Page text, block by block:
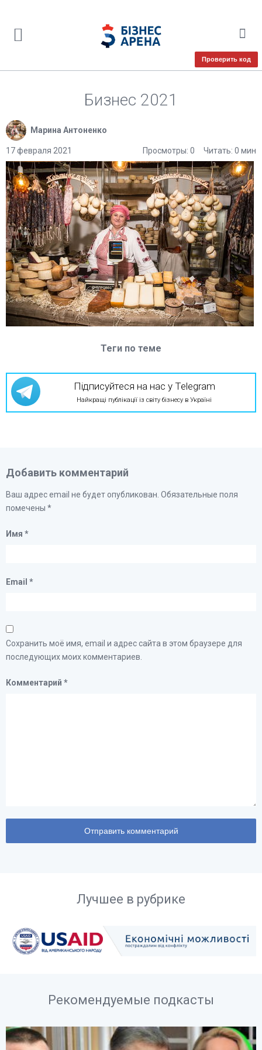
Проверить код
Бизнес 2021
Марина Антоненко
17 февраля 2021 Читать: 0 мин
Просмотры: 0
Теги по теме
Підписуйтеся на нас у Telegram
Найкращі публікації із світу бізнесу в Україні
Добавить комментарий
Ваш адрес email не будет опубликован. Обязательные поля
помечены *
Имя *
Email *
Сохранить моё имя, email и адрес сайта в этом браузере для
последующих моих комментариев.
Комментарий *
Лучшее в рубрике
Рекомендуемые подкасты